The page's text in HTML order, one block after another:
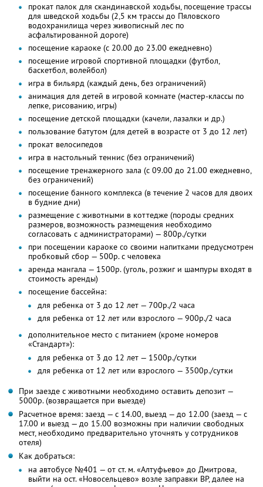
прокат палок для скандинавской ходьбы, посещение трассы
для шведской ходьбы (2,5 км трассы до Пяловского
водохранилища через живописный лес по
асфальтированной дороге)
посещение караоке (с 20.00 до 23.00 ежедневно)
посещение игровой спортивной площадки (футбол,
баскетбол, волейбол)
игра в бильярд (каждый день, без ограничений)
анимация для детей в игровой комнате (мастер-классы по
лепке, рисованию, игры)
посещение детской площадки (качели, лазалки и др.)
пользование батутом (для детей в возрасте от 3 до 12 лет)
прокат велосипедов
игра в настольный теннис (без ограничений)
посещение тренажерного зала (с 09.00 до 21.00 ежедневно,
без ограничений)
посещение банного комплекса (в течение 2 часов для двоих
в будние дни)
размещение с животными в коттедже (породы средних
размеров, возможность размещения необходимо
согласовать с администраторами) — 800р./сутки
при посещении караоке со своими напитками предусмотрен
пробковый сбор — 500р. с человека
аренда мангала — 1500р. (уголь, розжиг и шампуры входят в
стоимость аренды)
посещение бассейна:
для ребенка от 3 до 12 лет — 700р./2 часа
для ребенка от 12 лет или взрослого — 900р./2 часа
дополнительное место с питанием (кроме номеров
«Стандарт»):
для ребенка от 3 до 12 лет — 1500р./сутки
для ребенка от 12 лет или взрослого — 3500р./сутки
При заезде с животными необходимо оставить депозит —
5000р. (возвращается при выезде)
Расчетное время: заезд — с 14.00, выезд — до 12.00 (заезд — с
17.00 и выезд — до 15.00 возможны при наличии свободных
мест, необходимо предварительно уточнять у сотрудников
отеля)
Как добраться:
на автобусе №401 — от ст. м. «Алтуфьево» до Дмитрова,
выйти на ост. «Новосельцево» возле заправки BP, далее на